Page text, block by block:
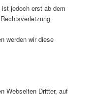
jedoch erst ab dem
werden wir diese
Webseiten Dritter, auf